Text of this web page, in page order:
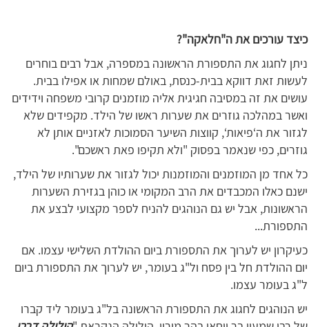
כיצד עורכים את ה"חלאקה"?
ניתן לחגוג את התספורת הראשונה במספרה, אבל רבים בוחרים
לעשות זאת דווקא בבית-כנסת, באולם שמחות או אפילו בבית.
עושים את זה במסיבה חגיגית אליה מוזמנים קרובי משפחה וידידים
ואשר במהלכה גוזרים את שערות ראשו של הילד. מקפידים שלא
לגזור את ה‘פיאות‘, קווצות השיער הסמוכות לאזניים אותן לא
גוזרים, כפי שנאמר בפסוק "ולא תקיפו פאת ראשכם".
כל אחד מן המוזמנים והמוזמנות יכול לגזור את שערותיו של הילד,
ישנם כאלו המכבדים את הרב המקומי או כוהן בגזירת השערות
הראשונות, אבל יש גם הנוהגים להניח לספר מקצועי לבצע את
התספורת...
כעיקרון יש לערוך את התספורת ביום ההולדת השלישי עצמו. אם
יום ההולדת חל בין פסח ול"ג בעומר, יש לערוך את התספורת ביום
ל"ג בעומר עצמו.
יש הנוהגים לחגוג את התספורת הראשונה בל"ג בעומר ליד קברו